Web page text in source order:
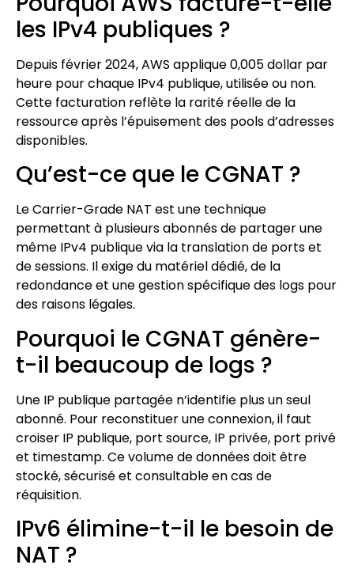
les IPv4 publiques ?
Depuis février 2024, AWS applique 0,005 dollar par
heure pour chaque IPv4 publique, utilisée ou non.
Cette facturation reflète la rarité réelle de la
ressource après l’épuisement des pools d’adresses
disponibles.
Qu’est-ce que le CGNAT ?
Le Carrier-Grade NAT est une technique
permettant à plusieurs abonnés de partager une
même IPv4 publique via la translation de ports et
de sessions. Il exige du matériel dédié, de la
redondance et une gestion spécifique des logs pour
des raisons légales.
Pourquoi le CGNAT génère-
t-il beaucoup de logs ?
Une IP publique partagée n’identifie plus un seul
abonné. Pour reconstituer une connexion, il faut
croiser IP publique, port source, IP privée, port privé
et timestamp. Ce volume de données doit être
stocké, sécurisé et consultable en cas de
réquisition.
IPv6 élimine-t-il le besoin de
NAT ?